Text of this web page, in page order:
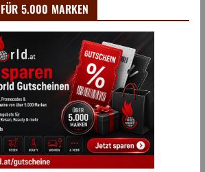
5.000 MARKEN